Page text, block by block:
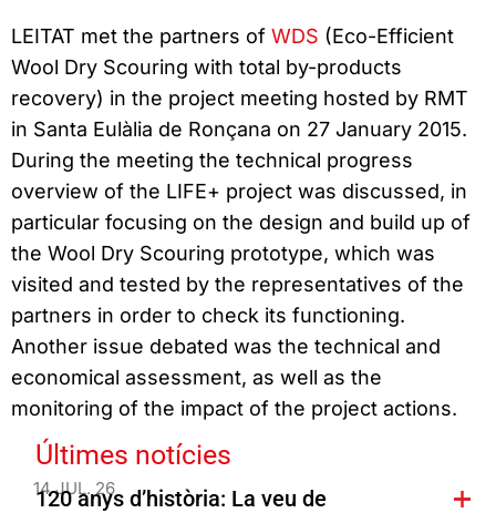
LEITAT met the partners of WDS (Eco-Efficient
Wool Dry Scouring with total by-products
recovery) in the project meeting hosted by RMT
in Santa Eulàlia de Ronçana on 27 January 2015.
During the meeting the technical progress
overview of the LIFE+ project was discussed, in
particular focusing on the design and build up of
the Wool Dry Scouring prototype, which was
visited and tested by the representatives of the
partners in order to check its functioning.
Another issue debated was the technical and
economical assessment, as well as the
monitoring of the impact of the project actions.
Últimes notícies
14 JUL. 26
120 anys d’història: La veu de